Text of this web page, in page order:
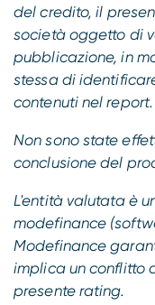
del credito, il
società oggetto di
pubblicazione, in
stessa di
contenuti nel report.
Non sono state
conclusione del
L'entità valutata è
modefinance
Modefinance
implica un conflitto
presente rating.